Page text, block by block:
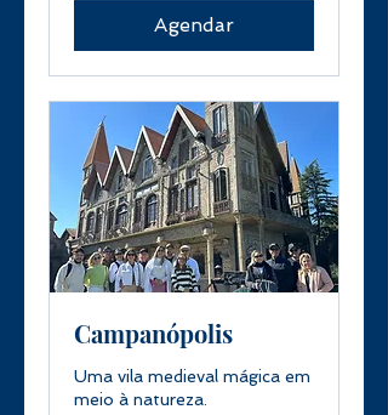
Agendar
Campanópolis
Uma vila medieval mágica em
meio à natureza.